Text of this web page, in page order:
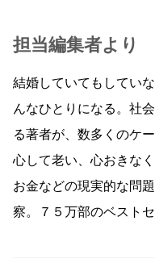
担当編集者より
結婚していてもしてい
んなひとりになる。社
る著者が、数多くのケ
心して老い、心おきな
お金などの現実的な問
察。７５万部のベスト